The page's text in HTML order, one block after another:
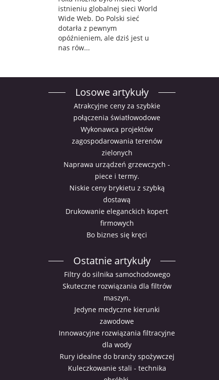
istnieniu globalnej sieci World
Wide Web. Do Polski sieć
dotarła z pewnym
opóźnieniem, ale dziś jest u
nas rów...
Losowe artykuły
Atrakcyjne ceny za szybkie
połączenia światłowodowe
Wykonawca projektów
zagospodarowania terenów
zielonych
Naprawa urządzeń grzewczych -
piece i termy.
Niskie ceny brykietu z szybką
dostawą
Drukowanie eleganckich kopert
firmowych
Bo biznes się kręci
Ostatnie artykuły
Filtry do silnika samochodowego
Skuteczne rozwiązania dla filtrów
maszyn.
Jedyne medyczne kierunki
zawodowe
Innowacyjne rozwiązania filtracyjne
dla wody
Rury idealne do branży spożywczej
Kuleczkowanie stali - technika